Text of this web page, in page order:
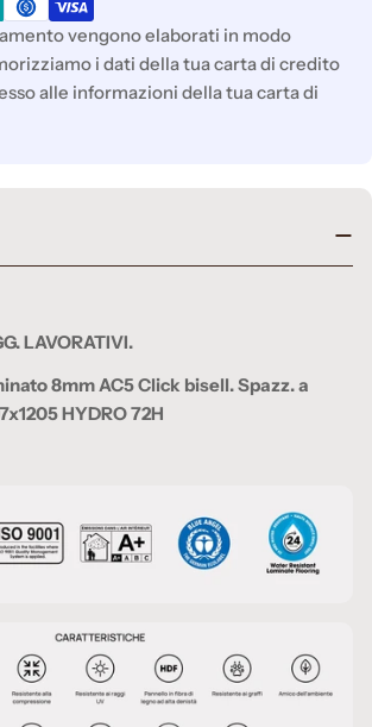
vengono elaborati in modo
i dati della tua carta di credito
alle informazioni della tua carta di
LAVORATIVI.
8mm AC5 Click bisell. Spazz. a
HYDRO 72H